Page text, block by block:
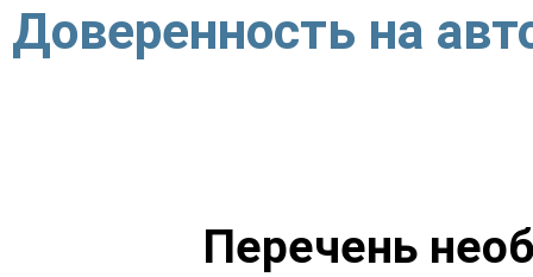
Доверенность на
Перечень